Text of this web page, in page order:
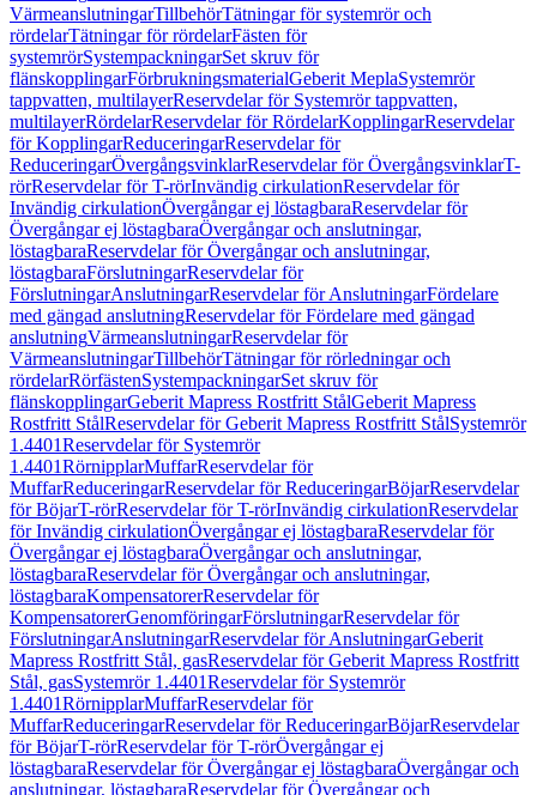
VärmeanslutningarTillbehörTätningar för systemrör och
rördelarTätningar för rördelarFästen för
systemrörSystempackningarSet skruv för
flänskopplingarFörbrukningsmaterialGeberit MeplaSystemrör
tappvatten, multilayerReservdelar för Systemrör tappvatten,
multilayerRördelarReservdelar för RördelarKopplingarReservdelar
för KopplingarReduceringarReservdelar för
ReduceringarÖvergångsvinklarReservdelar för ÖvergångsvinklarT-
rörReservdelar för T-rörInvändig cirkulationReservdelar för
Invändig cirkulationÖvergångar ej löstagbaraReservdelar för
Övergångar ej löstagbaraÖvergångar och anslutningar,
löstagbaraReservdelar för Övergångar och anslutningar,
löstagbaraFörslutningarReservdelar för
FörslutningarAnslutningarReservdelar för AnslutningarFördelare
med gängad anslutningReservdelar för Fördelare med gängad
anslutningVärmeanslutningarReservdelar för
VärmeanslutningarTillbehörTätningar för rörledningar och
rördelarRörfästenSystempackningarSet skruv för
flänskopplingarGeberit Mapress Rostfritt StålGeberit Mapress
Rostfritt StålReservdelar för Geberit Mapress Rostfritt StålSystemrör
1.4401Reservdelar för Systemrör
1.4401RörnipplarMuffarReservdelar för
MuffarReduceringarReservdelar för ReduceringarBöjarReservdelar
för BöjarT-rörReservdelar för T-rörInvändig cirkulationReservdelar
för Invändig cirkulationÖvergångar ej löstagbaraReservdelar för
Övergångar ej löstagbaraÖvergångar och anslutningar,
löstagbaraReservdelar för Övergångar och anslutningar,
löstagbaraKompensatorerReservdelar för
KompensatorerGenomföringarFörslutningarReservdelar för
FörslutningarAnslutningarReservdelar för AnslutningarGeberit
Mapress Rostfritt Stål, gasReservdelar för Geberit Mapress Rostfritt
Stål, gasSystemrör 1.4401Reservdelar för Systemrör
1.4401RörnipplarMuffarReservdelar för
MuffarReduceringarReservdelar för ReduceringarBöjarReservdelar
för BöjarT-rörReservdelar för T-rörÖvergångar ej
löstagbaraReservdelar för Övergångar ej löstagbaraÖvergångar och
anslutningar, löstagbaraReservdelar för Övergångar och